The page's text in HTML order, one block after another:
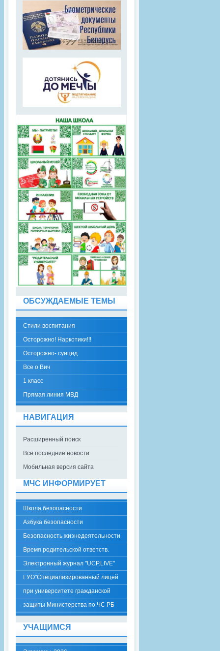
ОБСУЖДАЕМЫЕ ТЕМЫ
Стили воспитания
Осторожно! Наркотики!!!
Осторожно- суицид
Все о Вич
1 класс
Прямая линия МВД
НАВИГАЦИЯ
Расширенный поиск
Все последние новости
Мобильная версия сайта
МЧС ИНФОРМИРУЕТ
Школа безопасности
Азбука безопасности
Безопасность жизнедеятельности
Время родительской ответств.
Электронный журнал "UCP.LIVE"
ГУО"Специализированный лицей
при университете гражданской
защиты Министерства по ЧС РБ
УЧАЩИМСЯ